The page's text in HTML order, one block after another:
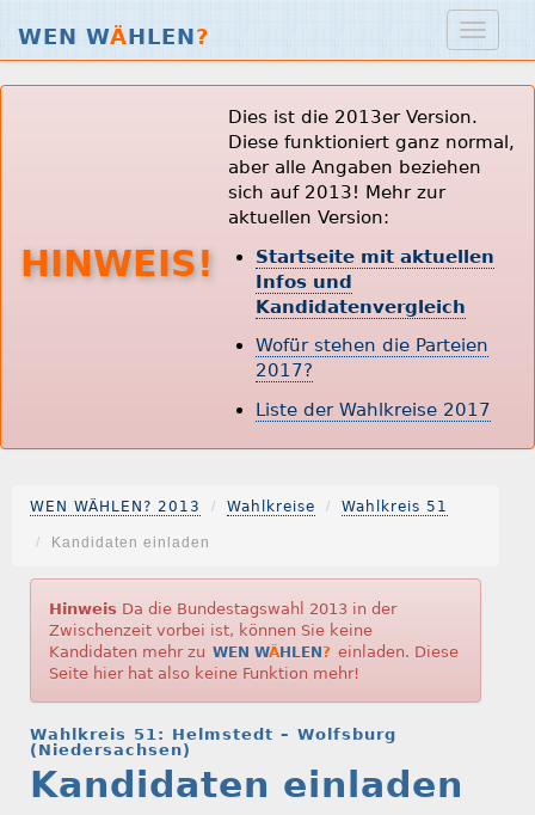
WEN WÄHLEN?
HINWEIS!
Dies ist die 2013er Version.
Diese funktioniert ganz normal,
aber alle Angaben beziehen
sich auf 2013! Mehr zur
aktuellen Version:
Startseite mit aktuellen
Infos und
Kandidatenvergleich
Wofür stehen die Parteien
2017?
Liste der Wahlkreise 2017
WEN WÄHLEN? 2013 Wahlkreise Wahlkreis 51
Kandidaten einladen
Hinweis Da die Bundestagswahl 2013 in der
Zwischenzeit vorbei ist, können Sie keine
Kandidaten mehr zu WEN WÄ HLEN ? einladen. Diese
Seite hier hat also keine Funktion mehr!
Wahlkreis 51: Helmstedt – Wolfsburg
(Niedersachsen)
Kandidaten einladen